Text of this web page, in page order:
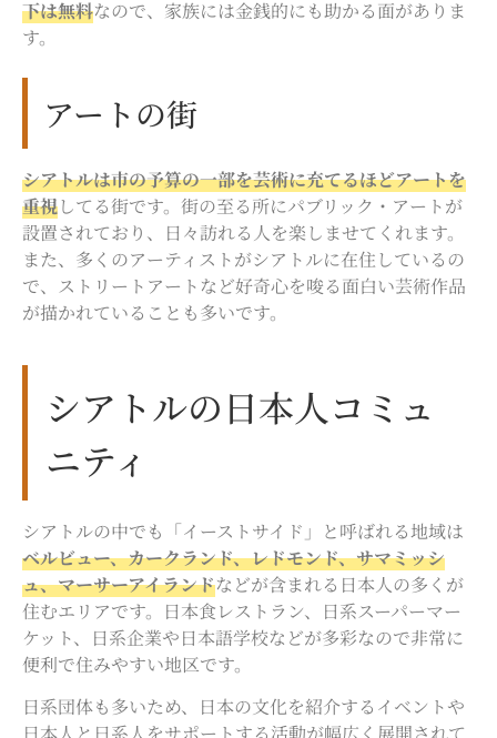
下は無料なので、家族には金銭的にも助かる面がありま
す。
アートの街
シアトルは市の予算の一部を芸術に充てるほどアートを
重視してる街です。街の至る所にパブリック・アートが
設置されており、日々訪れる人を楽しませてくれます。
また、多くのアーティストがシアトルに在住しているの
で、ストリートアートなど好奇心を唆る面白い芸術作品
が描かれていることも多いです。
シアトルの日本人コミュ
ニティ
シアトルの中でも「イーストサイド」と呼ばれる地域は
ベルビュー、カークランド、レドモンド、サマミッシ
ュ、マーサーアイランドなどが含まれる日本人の多くが
住むエリアです。日本食レストラン、日系スーパーマー
ケット、日系企業や日本語学校などが多彩なので非常に
便利で住みやすい地区です。
日系団体も多いため、日本の文化を紹介するイベントや